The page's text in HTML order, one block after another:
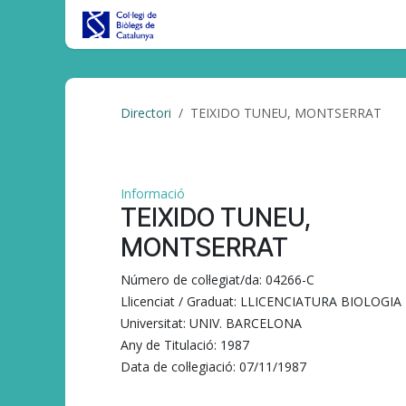
Skip to Content
Directori TEIXIDO TUNEU, MONTSERRAT
Informació
TEIXIDO TUNEU,
MONTSERRAT
Número de col·legiat/da: 04266-C
Llicenciat / Graduat: LLICENCIATURA BIOLOGIA
Universitat: UNIV. BARCELONA
Any de Titulació: 1987
Data de col·legiació: 07/11/1987